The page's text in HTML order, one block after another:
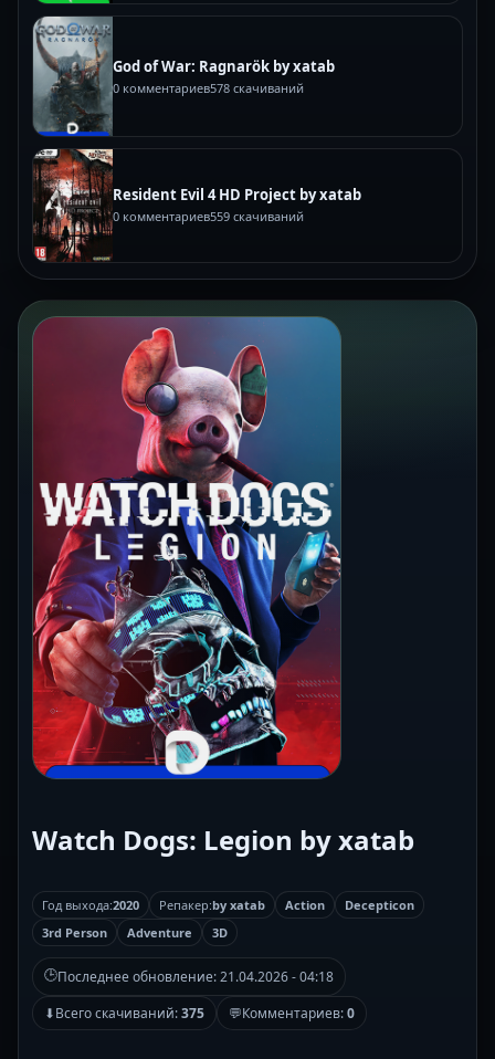
God of War: Ragnarök by xatab
0 комментариев578 скачиваний
Resident Evil 4 HD Project by xatab
0 комментариев559 скачиваний
Watch Dogs: Legion by xatab
Год выхода:2020 Репакер:by xatab Action
Decepticon
3rd Person
Adventure 3D
🕒Последнее обновление:21.04.2026 - 04:18
⬇Всего скачиваний:375 💬Комментариев:0